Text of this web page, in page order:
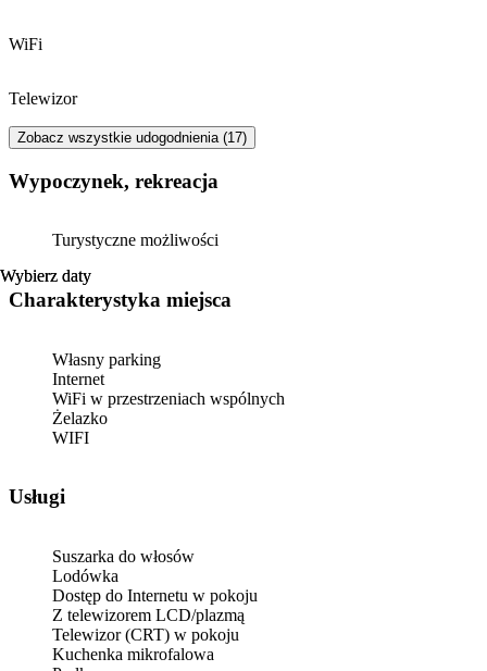
Wybierz daty
Wybierz daty
WiFi
Telewizor
Zobacz wszystkie udogodnienia (17)
Wypoczynek, rekreacja
Turystyczne możliwości
Charakterystyka miejsca
Własny parking
Internet
WiFi w przestrzeniach wspólnych
Żelazko
WIFI
Usługi
Suszarka do włosów
Lodówka
Dostęp do Internetu w pokoju
Z telewizorem LCD/plazmą
Telewizor (CRT) w pokoju
Kuchenka mikrofalowa